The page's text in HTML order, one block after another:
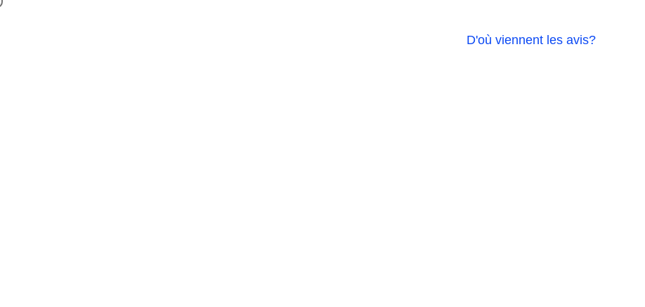
D'où viennent les avis?